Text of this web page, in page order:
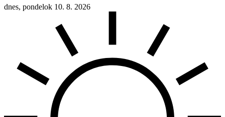
dnes, pondelok 10. 8. 2026